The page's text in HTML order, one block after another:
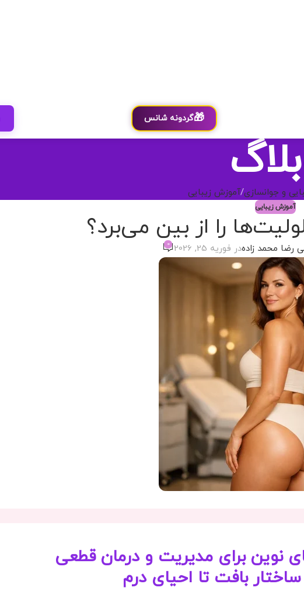
🎁گردونه شانس
و جوانسازی آموزش زیبایی
آموزش زیبایی
را از بین می‌برد؟
رضا محمد زادهدر فوریه 25, 2026 0
نوین برای مدیریت و درمان قطعی
بافت تا احیای درم